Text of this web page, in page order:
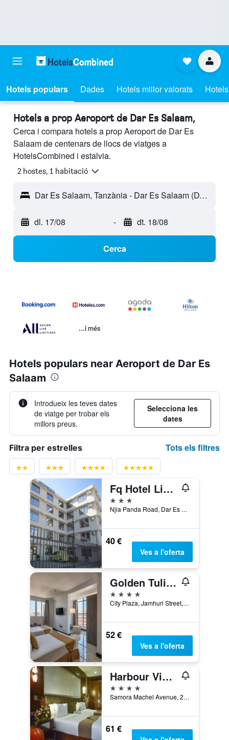
Hotels populars Dades Hotels millor valorats
Hotels a prop Aeroport de Dar Es Salaam,
Cerca i compara hotels a prop Aeroport de Dar Es
Salaam de centenars de llocs de viatges a
HotelsCombined i estalvia.
2 hostes, 1 habitació
Dar Es Salaam, Tanzània - Dar Es Salaam (DAR)
dl. 17/08 - dt. 18/08
Cerca
...i més
Hotels populars near Aeroport de Dar Es
Salaam
Introdueix les teves dates
de viatge per trobar els
millors preus.
Selecciona les
dates
Filtra per estrelles Tots els filtres
Fq Hotel Limited
3 estrelles
Njia Panda Road, Dar Es Salaam, Tanzània
40 €
Ves a l'oferta
Golden Tulip Dar Es Salaam City Center Hotel
4 estrelles
City Plaza, Jamhuri Street, Dar Es Salaam, Tanzània
52 €
Ves a l'oferta
Harbour View Suites
4 estrelles
Samora Machel Avenue, 2, Dar Es Salaam, Tanzània
61 €